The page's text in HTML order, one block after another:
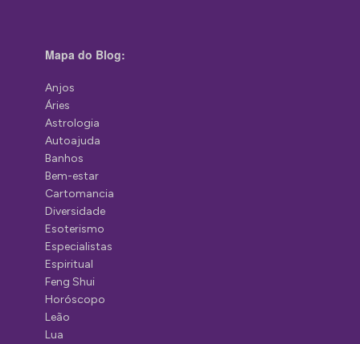
Mapa do Blog:
Anjos
Áries
Astrologia
Autoajuda
Banhos
Bem-estar
Cartomancia
Diversidade
Esoterismo
Especialistas
Espiritual
Feng Shui
Horóscopo
Leão
Lua